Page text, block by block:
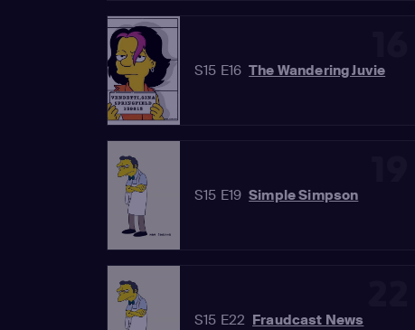
S15 E16 The Wandering Juvie
S15 E19 Simple Simpson
S15 E22 Fraudcast News